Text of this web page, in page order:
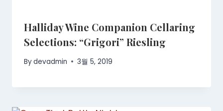
Halliday Wine Companion Cellaring
Selections: “Grigori” Riesling
Bydevadmin 3월 5, 2019